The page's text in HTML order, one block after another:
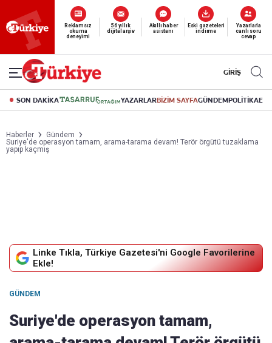
Yeni nesil dijital
abonelik 19 TL’den başlayan fiyatlarla.
GİRİŞ
SON DAKİKA YAZARLARBİZİM SAYFAGÜNDEMPOLİTİKA
Haberler
Gündem
Suriye'de operasyon tamam, arama-tarama devam! Terör örgütü tuzaklama
yapıp kaçmış
Linke Tıkla, Türkiye Gazetesi'ni Google Favorilerine
Ekle!
GÜNDEM
Suriye'de operasyon tamam,